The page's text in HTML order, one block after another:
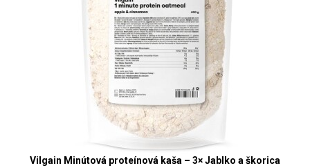
Vilgain Minútová proteínová kaša – 3× Jablko a škorica